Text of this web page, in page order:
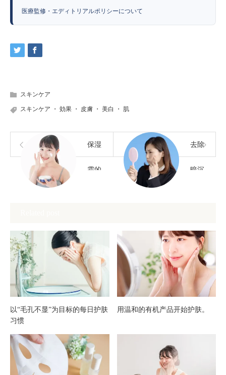
医療監修・エディトリアルポリシーについて
スキンケア
スキンケア ・ 効果 ・ 皮膚 ・ 美白 ・ 肌
保湿
霜的
效使
用方
法
去除
暗沉
生活
方式
以“毛孔不显”为目标的每日护肤
习惯
用温和的有机产品开始护肤。